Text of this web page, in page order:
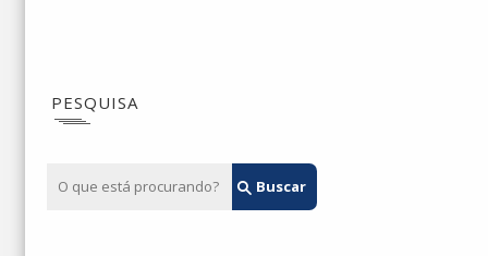
PESQUISA